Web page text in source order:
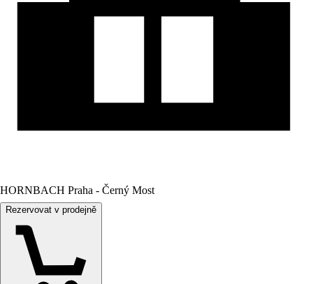
HORNBACH Praha - Černý Most
Rezervovat v prodejně